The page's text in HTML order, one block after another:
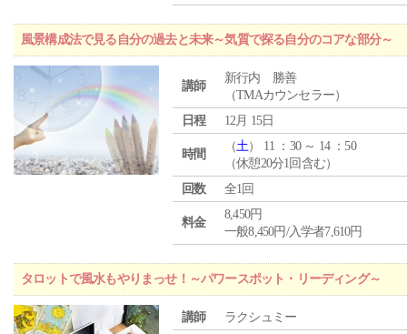
風景構成法で見る自分の過去と未来～気質で探る自分のコアな部分～
講師
新行内 勝善
（TMAカウンセラー）
日程
12月 15日
時間
（土） 11 ：30 ～ 14 ：50
（休憩20分1回含む）
回数
全1回
料金
8,450円
一般8,450円/入学者7,610円
タロットで風水もやりまっせ！～パワースポット・リーディング～
講師
ラクシュミー